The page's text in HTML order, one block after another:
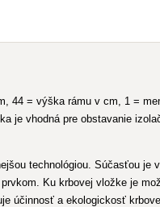
44 = výška rámu v cm, 1 =
je vhodná pre obstavanie
technológiou. Súčasťou
Ku krbovej vložke je
účinnosť a ekologickosť